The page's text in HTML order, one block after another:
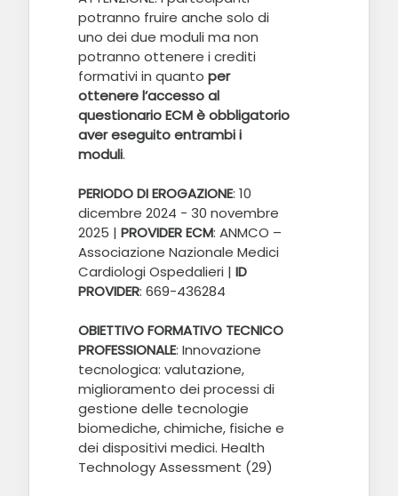
potranno fruire anche solo di
uno dei due moduli ma non
potranno ottenere i crediti
formativi in quanto per
ottenere l’accesso al
questionario ECM è obbligatorio
aver eseguito entrambi i
moduli.
PERIODO DI EROGAZIONE: 10
dicembre 2024 - 30 novembre
2025 | PROVIDER ECM: ANMCO –
Associazione Nazionale Medici
Cardiologi Ospedalieri | ID
PROVIDER: 669-436284
OBIETTIVO FORMATIVO TECNICO
PROFESSIONALE: Innovazione
tecnologica: valutazione,
miglioramento dei processi di
gestione delle tecnologie
biomediche, chimiche, fisiche e
dei dispositivi medici. Health
Technology Assessment (29)